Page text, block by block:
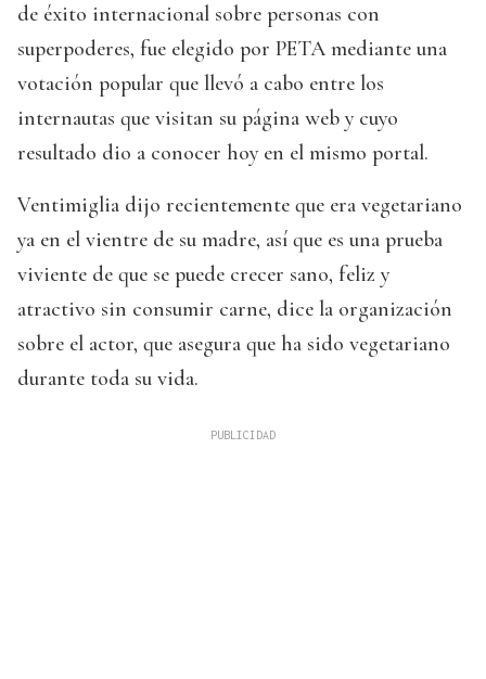
de éxito internacional sobre personas con
superpoderes, fue elegido por PETA mediante una
votación popular que llevó a cabo entre los
internautas que visitan su página web y cuyo
resultado dio a conocer hoy en el mismo portal.
Ventimiglia dijo recientemente que era vegetariano
ya en el vientre de su madre, así que es una prueba
viviente de que se puede crecer sano, feliz y
atractivo sin consumir carne, dice la organización
sobre el actor, que asegura que ha sido vegetariano
durante toda su vida.